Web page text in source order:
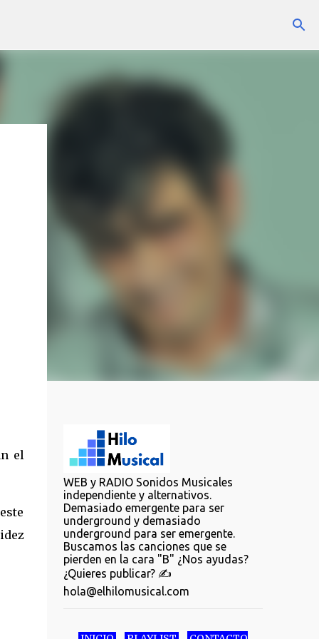
el
WEB y RADIO Sonidos Musicales
independiente y alternativos.
Demasiado emergente para ser
underground y demasiado
underground para ser emergente.
Buscamos las canciones que se
pierden en la cara "B" ¿Nos ayudas?
¿Quieres publicar? ✍️
hola@elhilomusical.com